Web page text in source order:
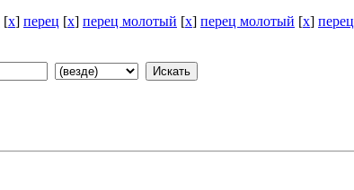
[x] перец [x] перец молотый [x] перец молотый [x] перец